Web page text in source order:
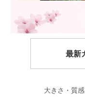
最新
大きさ・質